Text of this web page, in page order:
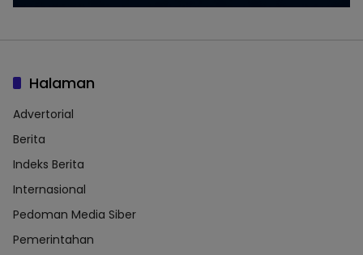
Halaman
Advertorial
Berita
Indeks Berita
Internasional
Pedoman Media Siber
Pemerintahan